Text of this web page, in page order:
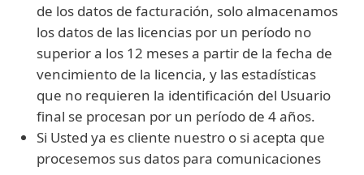
de los datos de facturación, solo almacenamos
los datos de las licencias por un período no
superior a los 12 meses a partir de la fecha de
vencimiento de la licencia, y las estadísticas
que no requieren la identificación del Usuario
final se procesan por un período de 4 años.
Si Usted ya es cliente nuestro o si acepta que
procesemos sus datos para comunicaciones